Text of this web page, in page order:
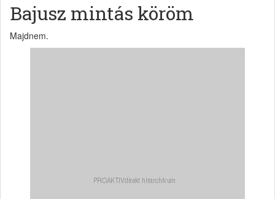
Bajusz mintás köröm
Majdnem.